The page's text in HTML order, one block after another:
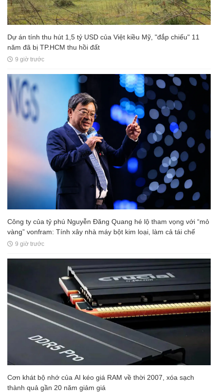
Dự án tính thu hút 1,5 tỷ USD của Việt kiều Mỹ, "đắp chiếu" 11
năm đã bị TP.HCM thu hồi đất
9 giờ trước
Công ty của tỷ phú Nguyễn Đăng Quang hé lộ tham vọng với “mỏ
vàng” vonfram: Tính xây nhà máy bột kim loại, làm cả tái chế
9 giờ trước
Cơn khát bộ nhớ của AI kéo giá RAM về thời 2007, xóa sạch
thành quả gần 20 năm giảm giá